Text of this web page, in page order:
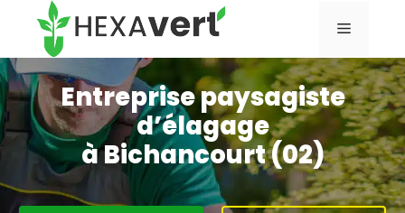
contenu
Menu
Entreprise paysagiste
d’élagage
à Bichancourt (02)